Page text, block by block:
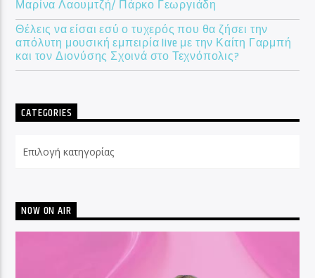
Μαρίνα Λαουμτζή/ Πάρκο Γεωργιάδη
Θέλεις να είσαι εσύ ο τυχερός που θα ζήσει την
απόλυτη μουσική εμπειρία live με την Καίτη Γαρμπή
και τον Διονύσης Σχοινά στο Τεχνόπολις?
CATEGORIES
NOW ON AIR